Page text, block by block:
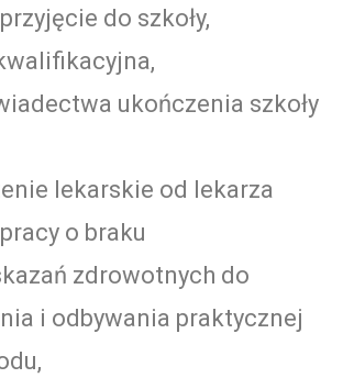
do szkoły,
ukończenia szkoły
lekarskie od lekarza
o braku
zdrowotnych do
i odbywania praktycznej